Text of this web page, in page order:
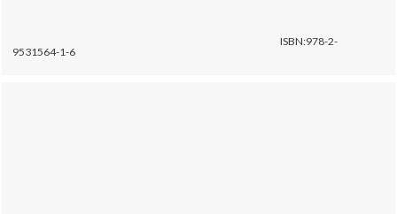
ISBN:978-2-
9531564-1-6